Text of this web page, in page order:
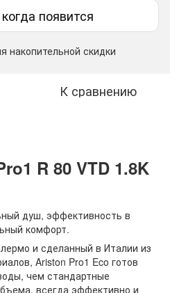
появится
накопительной скидки
К сравнению
R 80 VTD 1.8K
душ, эффективность в
комфорт.
и сделанный в Италии из
Ariston Pro1 Eco готов
чем стандартные
всегда эффективно и